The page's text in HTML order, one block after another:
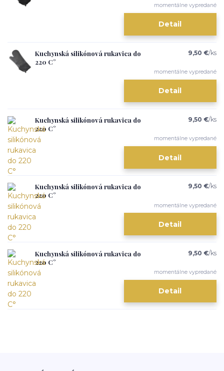
momentálne vypredané
Detail
Kuchynská silikónová rukavica do
220 C°
9,50 €/ks
momentálne vypredané
Detail
Kuchynská silikónová rukavica do
220 C°
9,50 €/ks
momentálne vypredané
Detail
Kuchynská silikónová rukavica do
220 C°
9,50 €/ks
momentálne vypredané
Detail
Kuchynská silikónová rukavica do
220 C°
9,50 €/ks
momentálne vypredané
Detail